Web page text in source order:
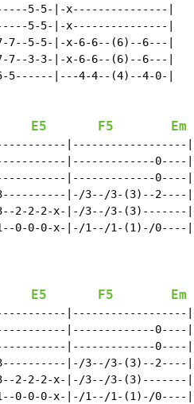
5-5-|-x---------------|
5-5-|-x---------------|
7--5-5-|-x-6-6--(6)--6---|
7--3-3-|-x-6-6--(6)--6---|
|---4-4--(4)--4-0-|
E5 F5 Em
|------------------|
|-------------0----|
|-------------0----|
|-/3--/3-(3)--2----|
2-2-2-x-|-/3--/3-(3)-------|
0-0-0-x-|-/1--/1-(1)-/0----|
E5 F5 Em
|------------------|
|-------------0----|
|-------------0----|
|-/3--/3-(3)--2----|
2-2-2-x-|-/3--/3-(3)-------|
0-0-0-x-|-/1--/1-(1)-/0----|